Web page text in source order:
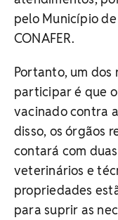
pelo Município
CONAFER.
Portanto, um
participar é que
vacinado contra
disso, os órgãos
contará com
veterinários e
propriedades
para suprir as